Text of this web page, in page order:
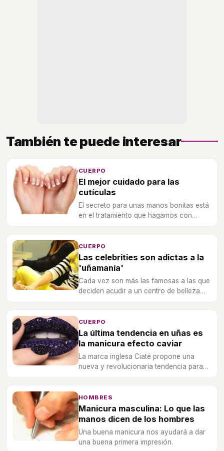
También te puede interesar
CUERPO
El mejor cuidado para las
cutículas
El secreto para unas manos bonitas está
en el tratamiento que hagamos con
CUERPO
Las celebrities son adictas a la
'uñamanía'
Cada vez son más las famosas a las que
deciden acudir a un centro de belleza
CUERPO
La última tendencia en uñas es
la manicura efecto caviar
La marca inglesa Ciaté propone una
nueva y revolucionaria tendencia para
HOMBRES
Manicura masculina: Lo que las
manos dicen de los hombres
Una buena manicura nos ayudará a dar
una buena primera impresión.